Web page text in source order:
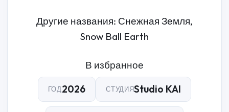
Другие названия: Снежная Земля,
Snow Ball Earth
В избранное
ГОД2026 СТУДИЯStudio KAI